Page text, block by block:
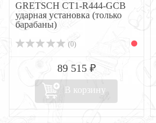
GRETSCH CT1-R444-GCB
ударная установка (только
барабаны)
(0)
89 515 ₽
В корзину